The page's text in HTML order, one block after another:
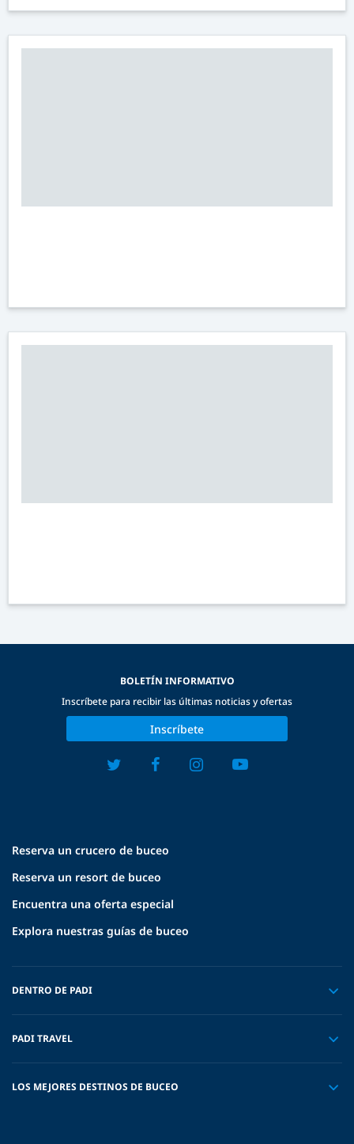
Reserva un crucero de buceo
Reserva un resort de buceo
Encuentra una oferta especial
Explora nuestras guías de buceo
DENTRO DE PADI
PADI TRAVEL
LOS MEJORES DESTINOS DE BUCEO
BOLETÍN INFORMATIVO
Inscríbete para recibir las últimas noticias y ofertas
Inscríbete